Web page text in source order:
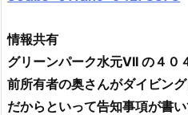
情報共有
グリーンパーク水元VII の４０
前所有者の奥さんがダイビン
だからといって告知事項が書